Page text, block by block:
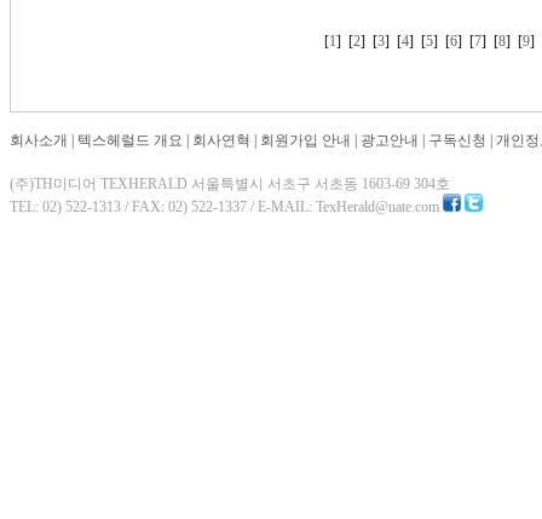
[1] [2] [3] [4] [5] [6] [7] [8] [9]
회사소개 텍스헤럴드 개요 회사연혁 회원가입 안내 광고안내 구독신청 개인
(주)TH미디어 TEXHERALD 서울특별시 서초구 서초동 1603-69 304호
TEL: 02) 522-1313 / FAX: 02) 522-1337 / E-MAIL: TexHerald@nate.com